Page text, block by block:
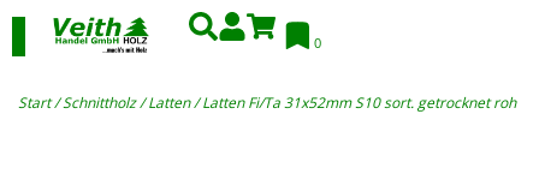
0
Start/Schnittholz/Latten/ Latten Fi/Ta 31x52mm S10 sort. getrocknet roh